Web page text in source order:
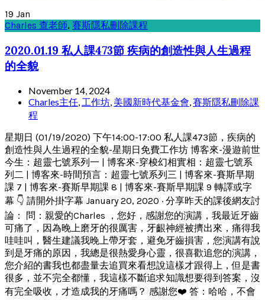
19 Jan
Charles 查老師, 賽斯隱私刪除課程
2020.01.19 私人課473節 疾病的創造性與人生過程
的全貌
November 14, 2024
Charles主任, 工作坊, 美國新時代基金會,賽斯隱私刪除課
程
星期日 (01/19/2020) 下午14:00-17:00 私人課473節，疾病的
創造性與人生過程的全貌-星期日免費工作坊 博客來-漫遊前世
今生：超靈七號系列一 | 博客來-穿梭幻相實相：超靈七號系
列二 | 博客來-時間預言：超靈七號系列三 | 博客來-賽斯早期
課 7 | 博客來-賽斯早期課 8 | 博客來-賽斯早期課 9 轉譯或字
幕 👇 請開外掛字幕 January 20, 2020 · 分享昨天的課後網友討
論： 問：親愛的Charles ，您好，感謝您的演講，我最近牙齒
可痛了，因為晚上磨牙的很厲害，牙齦神經被擠出來，痛得我
哇哇叫，醫生建議我晚上帶牙套，避免牙齒損害，您演講有說
到是牙痛的原因，我總是很熱愛身心靈，很喜歡追您的演講，
您介紹的書我也都盡量去追買來看想說這樣才跟得上，但是書
很多，並不完全都懂，我這樣不斷追求知識想要得到答案，沒
有完全吸收，才造成我的牙痛嗎？ 感謝您❤️ 答：哈哈，不會